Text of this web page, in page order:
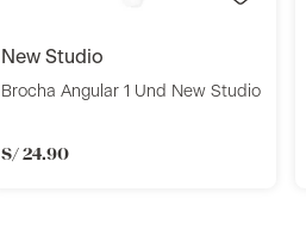
new studio
Brocha Angular 1 Und New Studio
S/ 24.90